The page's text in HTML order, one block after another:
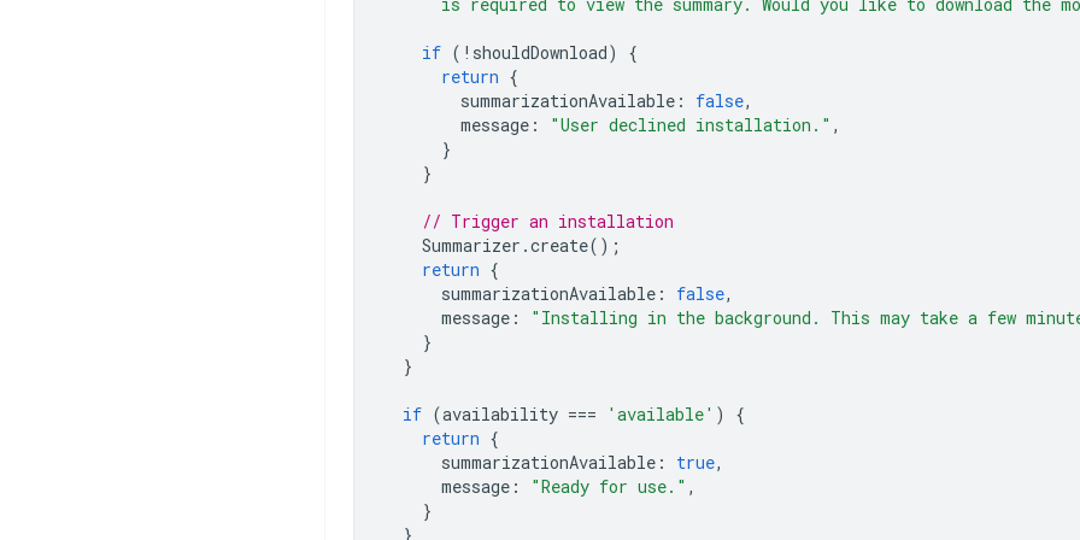
if ( ! shouldDownload)
{
return {
summarizationAvailable : false,
message : "User declined installation." ,
}
}
// Trigger an installation
Summarizer .create();
return {
summarizationAvailable : false,
message : "Installing in the background. This may take a few
}
}
if (availability === 'available' )
{
return {
summarizationAvailable : true,
message : "Ready for use." ,
}
}